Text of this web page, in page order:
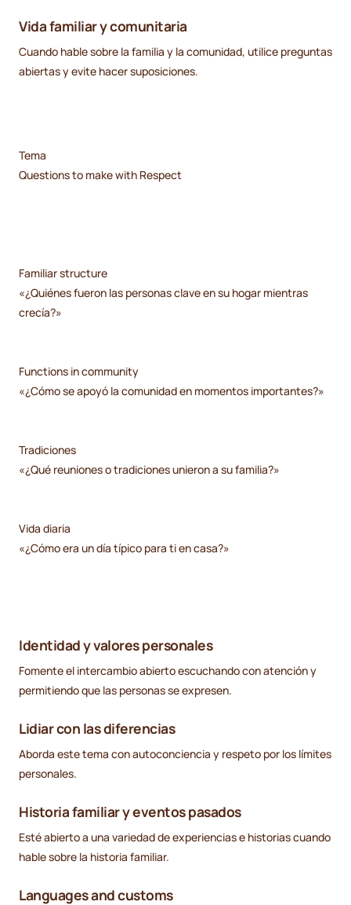
Vida familiar y comunitaria
Cuando hable sobre la familia y la comunidad, utilice preguntas
abiertas y evite hacer suposiciones.
Tema
Questions to make with Respect
Familiar structure
«¿Quiénes fueron las personas clave en su hogar mientras
crecía?»
Functions in community
«¿Cómo se apoyó la comunidad en momentos importantes?»
Tradiciones
«¿Qué reuniones o tradiciones unieron a su familia?»
Vida diaria
«¿Cómo era un día típico para ti en casa?»
Identidad y valores personales
Fomente el intercambio abierto escuchando con atención y
permitiendo que las personas se expresen.
Lidiar con las diferencias
Aborda este tema con autoconciencia y respeto por los límites
personales.
Historia familiar y eventos pasados
Esté abierto a una variedad de experiencias e historias cuando
hable sobre la historia familiar.
Languages and customs